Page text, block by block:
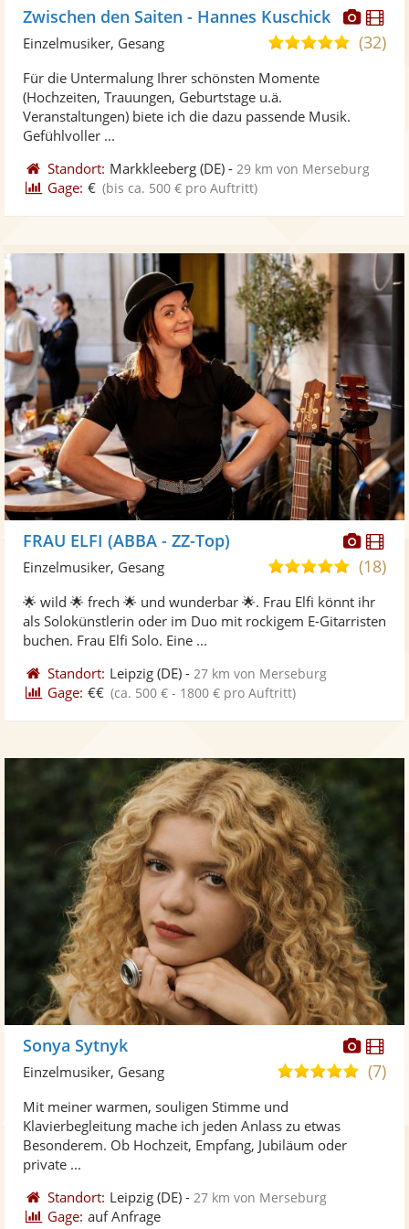
Zwischen den Saiten - Hannes Kuschick
5,0(32)
Einzelmusiker, Gesang
Für die Untermalung Ihrer schönsten Momente
(Hochzeiten, Trauungen, Geburtstage u.ä.
Veranstaltungen) biete ich die dazu passende Musik.
Gefühlvoller ...
Standort: Markkleeberg (DE) - 29 km von Merseburg
Gage: € (bis ca. 500 € pro Auftritt)
Fotos
FRAU ELFI (ABBA - ZZ-Top)
5,0
5
(18)
Einzelmusiker, Gesang
🌟 wild 🌟 frech 🌟 und wunderbar 🌟. Frau Elfi könnt ihr
als Solokünstlerin oder im Duo mit rockigem E-Gitarristen
buchen. Frau Elfi Solo. Eine ...
Standort: Leipzig (DE) - 27 km von Merseburg
Gage: €€ (ca. 500 € - 1800 € pro Auftritt)
Sonya Sytnyk
5,0(7)
Einzelmusiker, Gesang
Mit meiner warmen, souligen Stimme und
Klavierbegleitung mache ich jeden Anlass zu etwas
Besonderem. Ob Hochzeit, Empfang, Jubiläum oder
private ...
Standort: Leipzig (DE) - 27 km von Merseburg
Gage: auf Anfrage